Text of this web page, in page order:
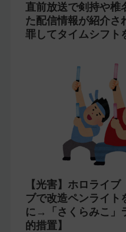
直前放送で剣持や椎
た配信情報が紹介
罪してタイムシフト
【光害】ホロライ
ブで改造ペンライト
に→「さくらみこ」
的措置】